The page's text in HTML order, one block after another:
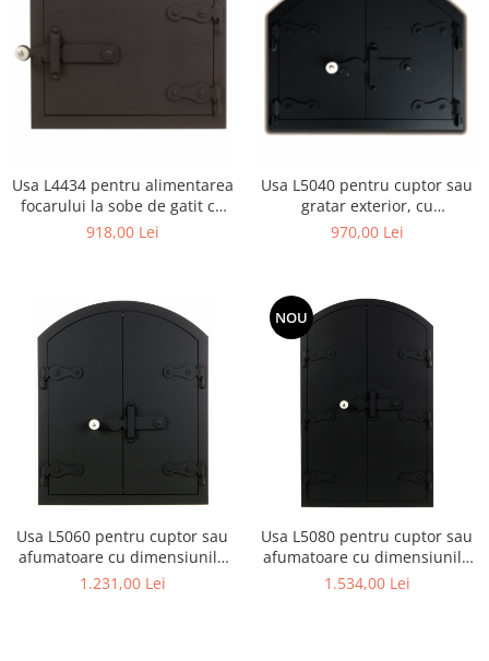
Usa L4434 pentru alimentarea
focarului la sobe de gatit cu
dimensiunea 44 X 34 cm
918,00 Lei
Usa L5040 pentru cuptor sau
gratar exterior, cu
dimensiunile 50 x 40 cm
970,00 Lei
Usa L5060 pentru cuptor sau
afumatoare cu dimensiunile
50 x 60 cm
1.231,00 Lei
NOU
Usa L5080 pentru cuptor sau
afumatoare cu dimensiunile
50 x 80 cm
1.534,00 Lei